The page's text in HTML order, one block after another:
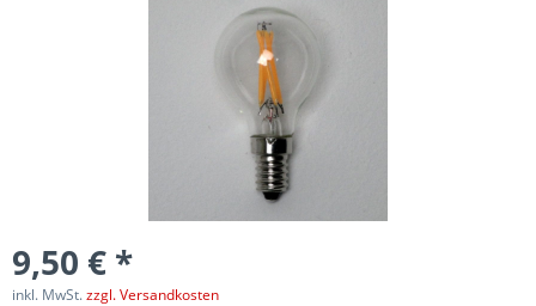
9,50 € *
inkl. MwSt.zzgl. Versandkosten